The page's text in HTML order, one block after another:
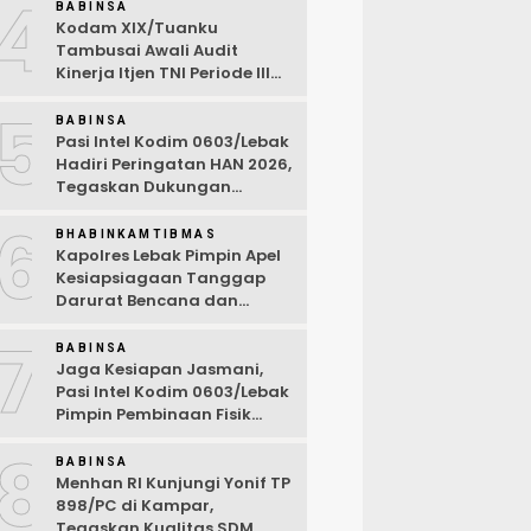
Desa Wanasalam
BABINSA
Kodam XIX/Tuanku
Tambusai Awali Audit
Kinerja Itjen TNI Periode III
BABINSA
Pasi Intel Kodim 0603/Lebak
Hadiri Peringatan HAN 2026,
Tegaskan Dukungan
Ramah Anak
BHABINKAMTIBMAS
Kapolres Lebak Pimpin Apel
Kesiapsiagaan Tanggap
Darurat Bencana dan
BABINSA
Jaga Kesiapan Jasmani,
Pasi Intel Kodim 0603/Lebak
Pimpin Pembinaan Fisik
BABINSA
Menhan RI Kunjungi Yonif TP
898/PC di Kampar,